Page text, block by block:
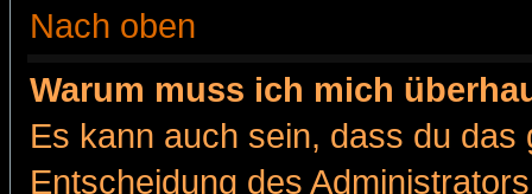
Nach oben
Warum muss ich mich
Es kann auch sein, dass du
Entscheidung des